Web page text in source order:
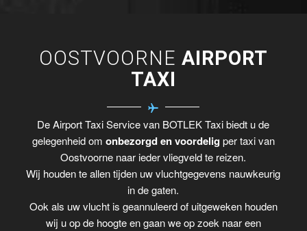
OOSTVOORNE AIRPORT
TAXI
De Airport Taxi Service van BOTLEK Taxi biedt u de
gelegenheid om onbezorgd en voordelig per taxi van
Oostvoorne naar ieder vliegveld te reizen.
Wij houden te allen tijden uw vluchtgegevens nauwkeurig
in de gaten.
Ook als uw vlucht is geannuleerd of uitgeweken houden
wij u op de hoogte en gaan we op zoek naar een